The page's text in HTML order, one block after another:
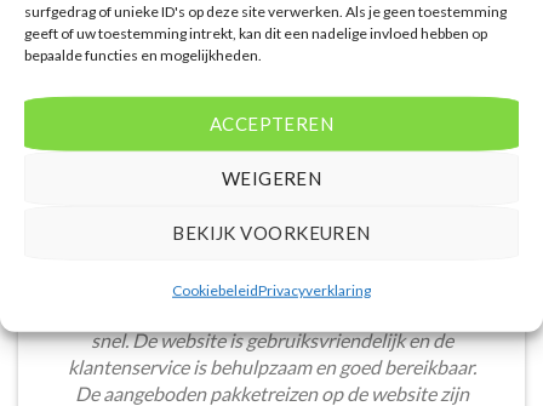
surfgedrag of unieke ID's op deze site verwerken. Als je geen toestemming
geeft of uw toestemming intrekt, kan dit een nadelige invloed hebben op
bepaalde functies en mogelijkheden.
ACCEPTEREN
WEIGEREN
BEKIJK VOORKEUREN
CookiebeleidPrivacyverklaring
Het boeken van een lastminute vakantie via
snel. De website is gebruiksvriendelijk en de
klantenservice is behulpzaam en goed bereikbaar.
De aangeboden pakketreizen op de website zijn